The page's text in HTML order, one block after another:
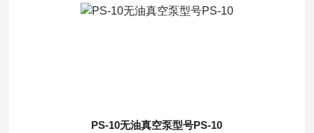
PS-10无油真空泵型号PS-10